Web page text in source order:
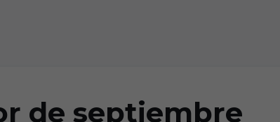
de septiembre